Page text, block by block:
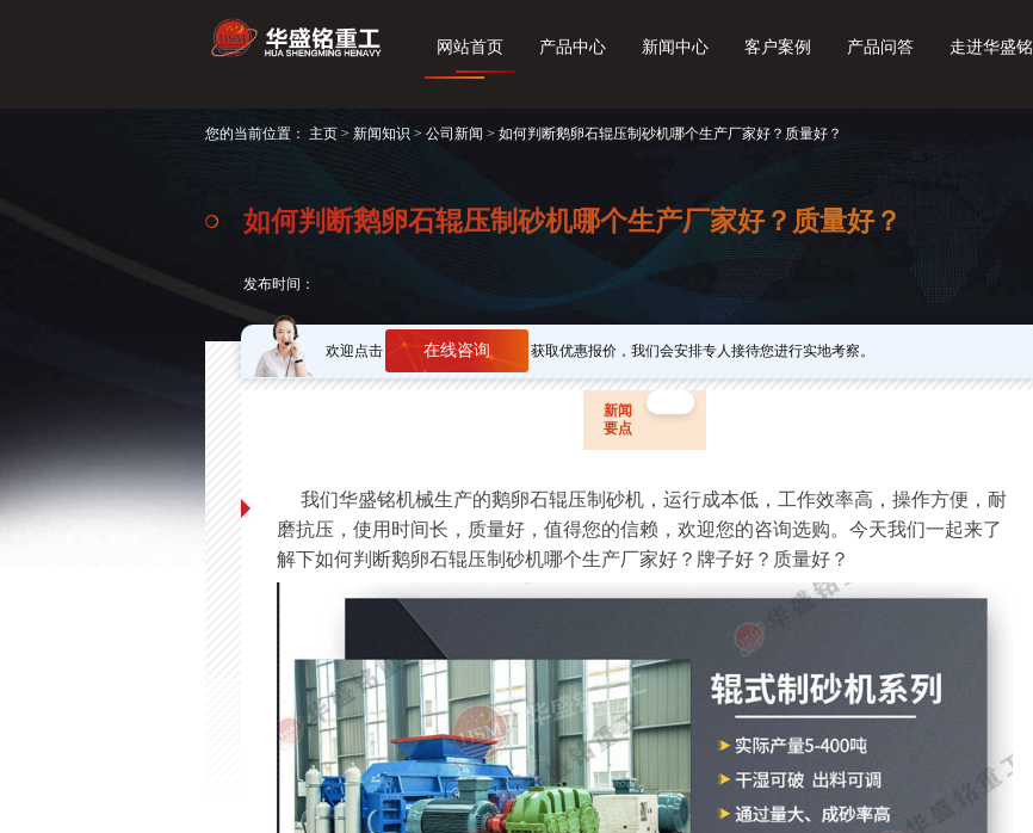
网站首页 产品中心 新闻中心 客户案例 产品问答 走进华盛铭
您的当前位置： 主页 > 新闻知识 > 公司新闻 > 如何判断鹅卵石辊压制砂机哪个生产厂家好？质量好？
如何判断鹅卵石辊压制砂机哪个生产厂家好？质量好？
发布时间：
欢迎点击 在线咨询 获取优惠报价，我们会安排专人接待您进行实地考察。
新闻
要点
我们华盛铭机械生产的鹅卵石辊压制砂机，运行成本低，工作效率高，操作方便，耐
磨抗压，使用时间长，质量好，值得您的信赖，欢迎您的咨询选购。今天我们一起来了
解下如何判断鹅卵石辊压制砂机哪个生产厂家好？牌子好？质量好？